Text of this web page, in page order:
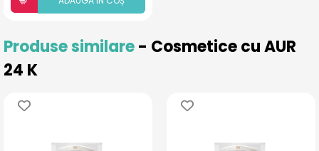
Produse similare- Cosmetice cu AUR
24 K